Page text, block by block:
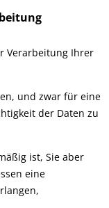
Verarbeitung Ihrer
und zwar für eine
der Daten zu
ist, Sie aber
eine